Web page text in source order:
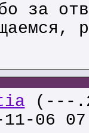
за
(---
06